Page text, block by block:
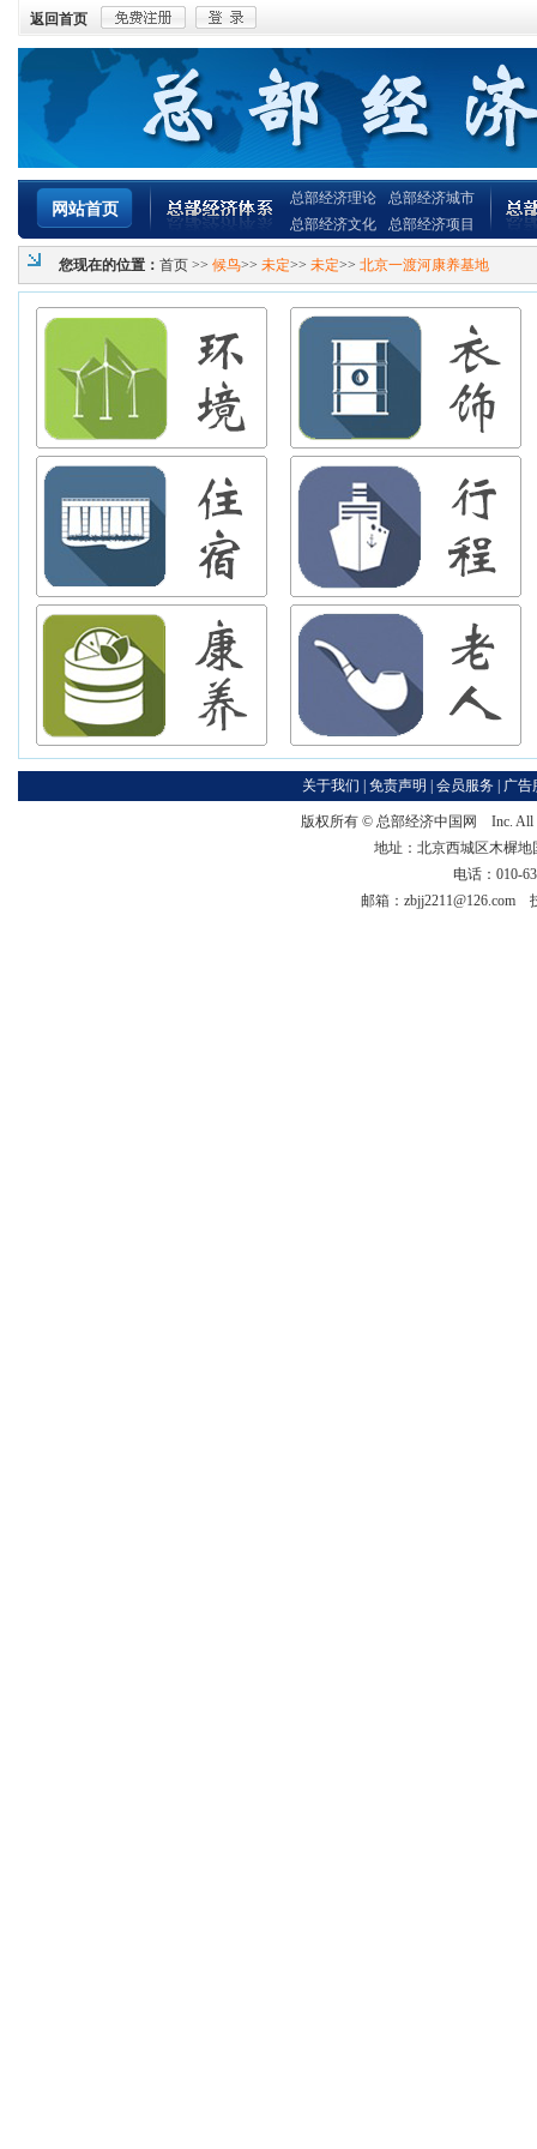
返回首页
网站首页
总部经济理论
总部经济文化
总部经济城市
总部经济项目
您现在的位置： 首页 >> 候鸟>> 未定>> 未定>> 北京一渡河康养基地
关于我们 免责声明 会员服务 广告
版权所有 © 总部经济中国网
Inc. All
地址：北京西城区木樨
电话：010-
邮箱：zbjj2211@126.com